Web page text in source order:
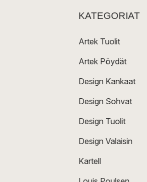
KATEGORIAT
Artek Tuolit
Artek Pöydät
Design Kankaat
Design Sohvat
Design Tuolit
Design Valaisin
Kartell